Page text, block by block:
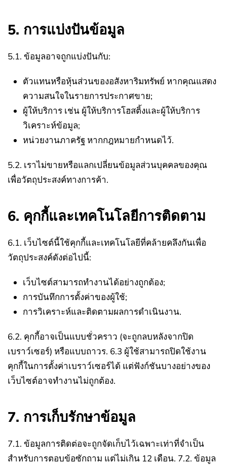
5. การแบ่งปันข้อมูล
5.1. ข้อมูลอาจถูกแบ่งปันกับ:
ตัวแทนหรือหุ้นส่วนของอสังหาริมทรัพย์ หากคุณแสดง
ความสนใจในรายการประกาศขาย;
ผู้ให้บริการ เช่น ผู้ให้บริการโฮสติ้งและผู้ให้บริการ
วิเคราะห์ข้อมูล;
หน่วยงานภาครัฐ หากกฎหมายกำหนดไว้.
5.2. เราไม่ขายหรือแลกเปลี่ยนข้อมูลส่วนบุคคลของคุณ
เพื่อวัตถุประสงค์ทางการค้า.
6. คุกกี้และเทคโนโลยีการติดตาม
6.1. เว็บไซต์นี้ใช้คุกกี้และเทคโนโลยีที่คล้ายคลึงกันเพื่อ
วัตถุประสงค์ดังต่อไปนี้:
เว็บไซต์สามารถทำงานได้อย่างถูกต้อง;
การบันทึกการตั้งค่าของผู้ใช้;
การวิเคราะห์และติดตามผลการดำเนินงาน.
6.2. คุกกี้อาจเป็นแบบชั่วคราว (จะถูกลบหลังจากปิด
เบราว์เซอร์) หรือแบบถาวร. 6.3 ผู้ใช้สามารถปิดใช้งาน
คุกกี้ในการตั้งค่าเบราว์เซอร์ได้ แต่ฟังก์ชันบางอย่างของ
เว็บไซต์อาจทำงานไม่ถูกต้อง.
7. การเก็บรักษาข้อมูล
7.1. ข้อมูลการติดต่อจะถูกจัดเก็บไว้เฉพาะเท่าที่จำเป็น
สำหรับการตอบข้อซักถาม แต่ไม่เกิน 12 เดือน. 7.2. ข้อมูล